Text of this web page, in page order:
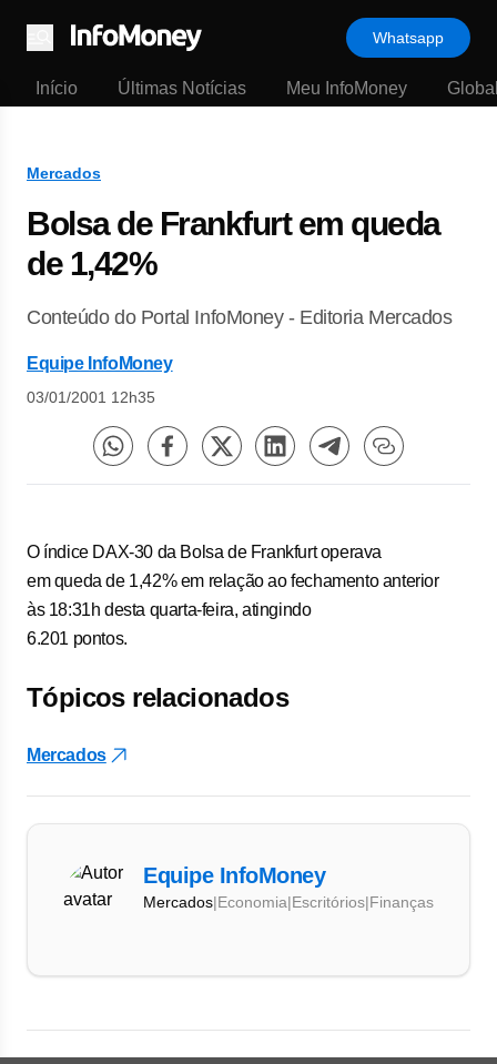
Menu
Whatsapp
Início Últimas Notícias Meu InfoMoney
Mercados
Bolsa de Frankfurt em queda
de 1,42%
Conteúdo do Portal InfoMoney - Editoria Mercados
Equipe InfoMoney
03/01/2001 12h35
O índice DAX-30 da Bolsa de Frankfurt operava
em queda de 1,42% em relação ao fechamento anterior
às 18:31h desta quarta-feira, atingindo
6.201 pontos.
Tópicos relacionados
Mercados
Equipe InfoMoney
Mercados|Economia|Escritórios|Finanças